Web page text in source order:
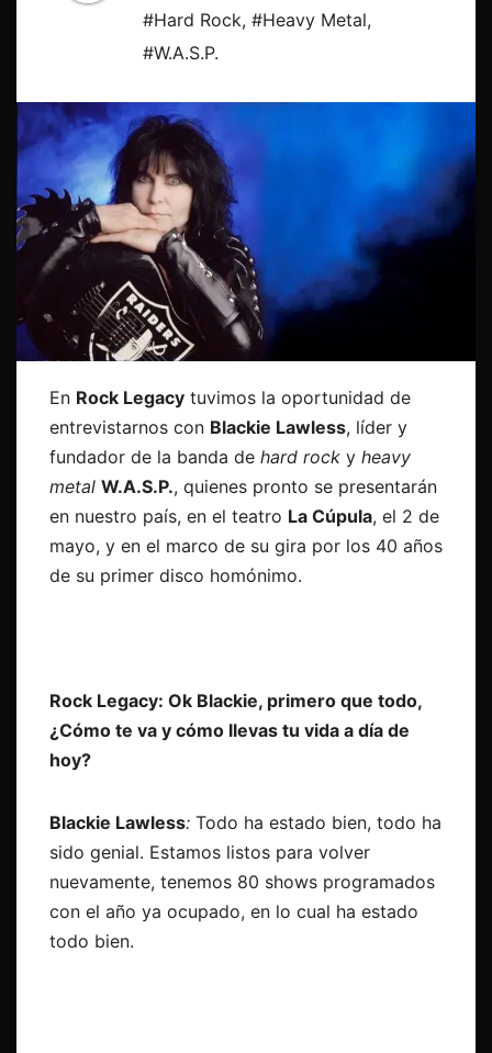
#Hard Rock, #Heavy Metal,
#W.A.S.P.
En Rock Legacy tuvimos la oportunidad de
entrevistarnos con Blackie Lawless, líder y
fundador de la banda de hard rock y heavy
metal W.A.S.P., quienes pronto se presentarán
en nuestro país, en el teatro La Cúpula, el 2 de
mayo, y en el marco de su gira por los 40 años
de su primer disco homónimo.
Rock Legacy: Ok Blackie, primero que todo,
¿Cómo te va y cómo llevas tu vida a día de
hoy?
Blackie Lawless: Todo ha estado bien, todo ha
sido genial. Estamos listos para volver
nuevamente, tenemos 80 shows programados
con el año ya ocupado, en lo cual ha estado
todo bien.